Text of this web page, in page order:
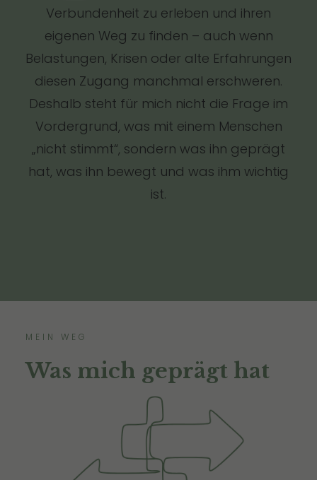
Verbundenheit zu erleben und ihren
eigenen Weg zu finden – auch wenn
Belastungen, Krisen oder alte Erfahrungen
diesen Zugang manchmal erschweren.
Deshalb steht für mich nicht die Frage im
Vordergrund, was mit einem Menschen
„nicht stimmt“, sondern was ihn geprägt
hat, was ihn bewegt und was ihm wichtig
ist.
MEIN WEG
Was mich geprägt hat